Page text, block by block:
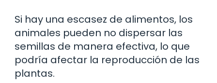
Si hay una escasez de alimentos, los
animales pueden no dispersar las
semillas de manera efectiva, lo que
podría afectar la reproducción de las
plantas.